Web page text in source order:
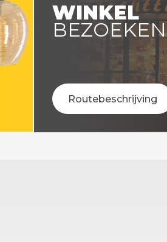
WINKEL
BEZOEKEN
Routebeschrijving